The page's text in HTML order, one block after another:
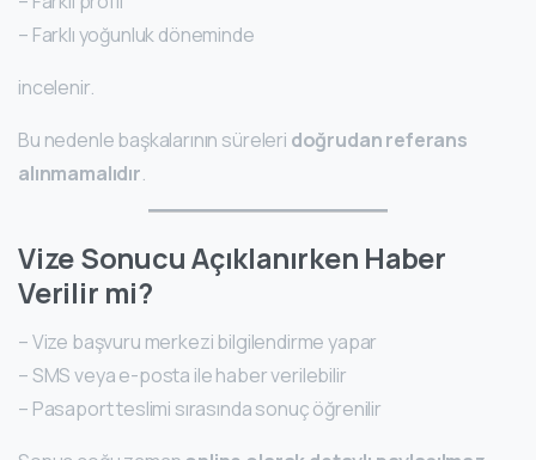
– Farklı yoğunluk döneminde
incelenir.
Bu nedenle başkalarının süreleri doğrudan referans
alınmamalıdır.
Vize Sonucu Açıklanırken Haber
Verilir mi?
– Vize başvuru merkezi bilgilendirme yapar
– SMS veya e-posta ile haber verilebilir
– Pasaport teslimi sırasında sonuç öğrenilir